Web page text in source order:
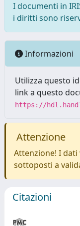
I documenti in
i diritti sono
Informazioni
Utilizza questo
link a questo
https://
Attenzione
Attenzione! I
sottoposti a
Citazioni